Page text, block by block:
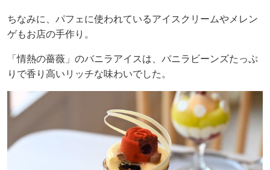
ちなみに、パフェに使われているアイスクリームやメレン
ゲもお店の手作り。
「情熱の薔薇」のバニラアイスは、バニラビーンズたっぷ
りで香り高いリッチな味わいでした。